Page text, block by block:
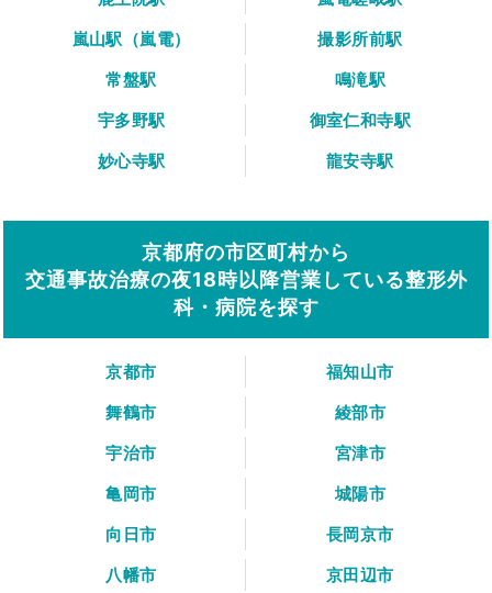
嵐山駅（嵐電）
撮影所前駅
常盤駅
鳴滝駅
宇多野駅
御室仁和寺駅
妙心寺駅
龍安寺駅
京都府の市区町村から
交通事故治療の夜18時以降営業している整形外
科・病院を探す
京都市
福知山市
舞鶴市
綾部市
宇治市
宮津市
亀岡市
城陽市
向日市
長岡京市
八幡市
京田辺市